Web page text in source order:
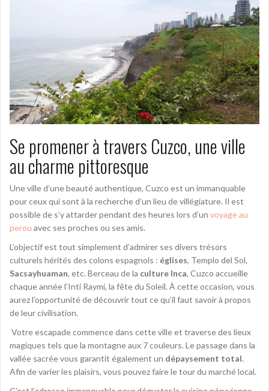
Se promener à travers Cuzco, une ville
au charme pittoresque
Une ville d’une beauté authentique, Cuzco est un immanquable
pour ceux qui sont à la recherche d’un lieu de villégiature. Il est
possible de s’y attarder pendant des heures lors d’un voyage au
perou avec ses proches ou ses amis.
L’objectif est tout simplement d’admirer ses divers trésors
culturels hérités des colons espagnols : églises, Templo del Sol,
Sacsayhuaman, etc. Berceau de la culture Inca, Cuzco accueille
chaque année l’Inti Raymi, la fête du Soleil. À cette occasion, vous
aurez l’opportunité de découvrir tout ce qu’il faut savoir à propos
de leur civilisation.
Votre escapade commence dans cette ville et traverse des lieux
magiques tels que la montagne aux 7 couleurs. Le passage dans la
vallée sacrée vous garantit également un dépaysement total.
Afin de varier les plaisirs, vous pouvez faire le tour du marché local.